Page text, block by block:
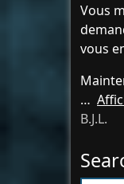
Vous
vous
B.J.L.